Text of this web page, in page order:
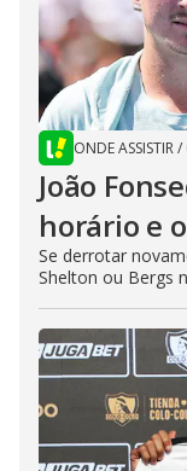
ONDE ASSISTIR/
João
horário e
Se derrotar
Shelton ou Bergs